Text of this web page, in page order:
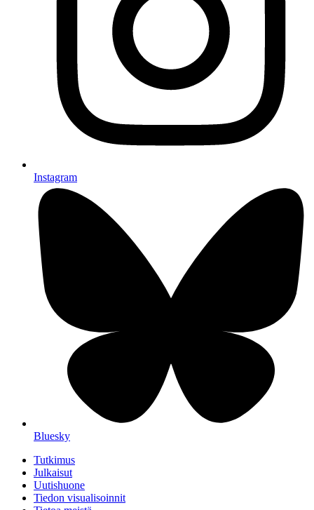
Instagram
Bluesky
Tutkimus
Julkaisut
Uutishuone
Tiedon visualisoinnit